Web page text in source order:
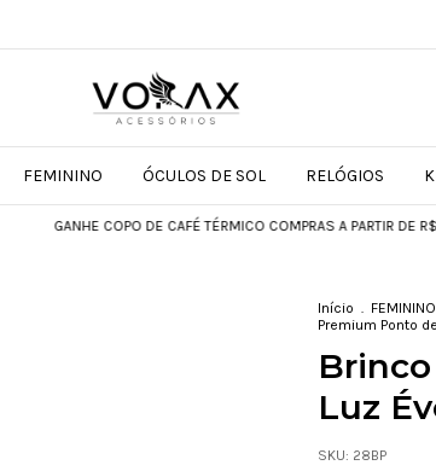
FEMININO ÓCULOS DE SOL RELÓGIOS
GANHE COPO DE CAFÉ TÉRMICO COMPRAS A PARTIR DE R$599
Início . FEMININO
Premium Ponto
Luz
SKU: 28BP